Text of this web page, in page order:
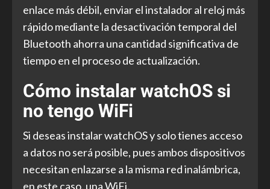
enlace más débil, enviar el instalador al reloj más
rápido mediante la desactivación temporal del
Bluetooth ahorra una cantidad significativa de
tiempo en el proceso de actualización.
Cómo instalar watchOS si
no tengo WiFi
Si deseas instalar watchOS y solo tienes acceso
a datos no será posible, pues ambos dispositivos
necesitan enlazarse a la misma red inalámbrica,
en este caso, una WiFi.